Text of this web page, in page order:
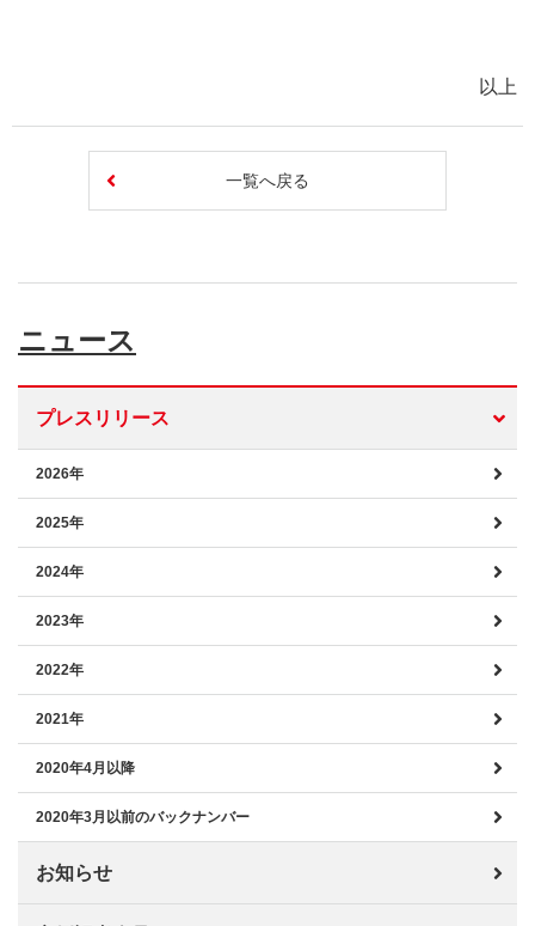
以上
一覧へ戻る
ニュース
プレスリリース
2026年
2025年
2024年
2023年
2022年
2021年
2020年4月以降
2020年3月以前のバックナンバー
お知らせ